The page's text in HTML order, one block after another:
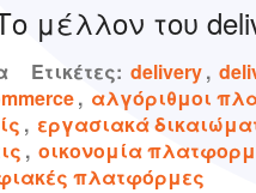
μέλλον του
Ετικέτες: delivery,
, αλγόριθμοι
, εργασιακά
, οικονομία
πλατφόρμες